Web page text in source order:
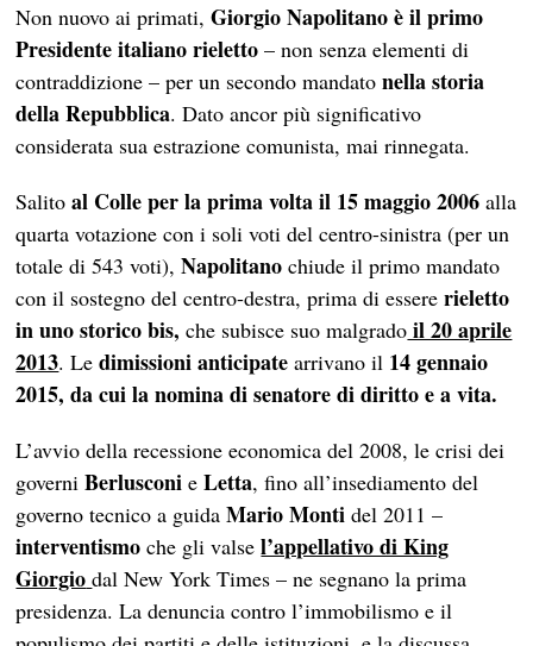
Non nuovo ai primati,Giorgio Napolitano è il primo
Presidente italiano rieletto– non senza elementi di
contraddizione – per un secondo mandatonella storia
della Repubblica. Dato ancor più significativo
considerata sua estrazione comunista, mai rinnegata.
Salito al Colle per la prima volta il 15 maggio 2006alla
quarta votazione con i soli voti del centro-sinistra (per un
totale di 543 voti),Napolitano chiude il primo mandato
con il sostegno del centro-destra, prima di essererieletto
in uno storico bis,che subisce suo malgrado il 20 aprile
2013. Ledimissioni anticipatearrivano il 14 gennaio
2015, da cui la nomina di senatore di diritto e a vita.
L’avvio della recessione economica del 2008, le crisi dei
governiBerlusconi eLetta, fino all’insediamento del
governo tecnico a guidaMario Monti del 2011 –
interventismoche gli valsel’appellativo di King
Giorgio dal New York Times – ne segnano la prima
presidenza. La denuncia contro l’immobilismo e il